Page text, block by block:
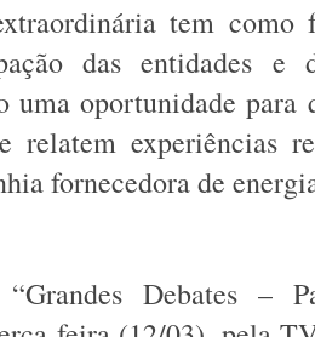
tem como
das entidades e
uma oportunidade para
relatem experiências
fornecedora de
Debates –